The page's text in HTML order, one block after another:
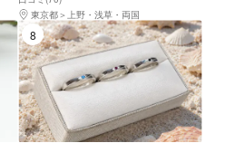
東京都
上野・浅草・両国
8位